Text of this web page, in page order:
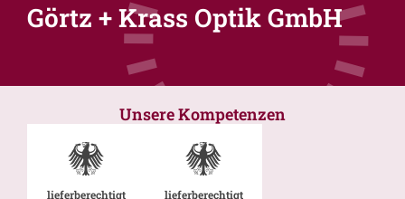
Görtz + Krass Optik GmbH
Unsere Kompetenzen
lieferberechtigt
lieferberechtigt